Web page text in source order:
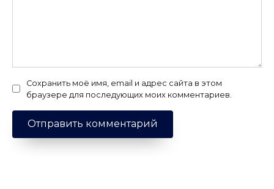
Сохранить моё имя, email и адрес сайта в этом
браузере для последующих моих комментариев.